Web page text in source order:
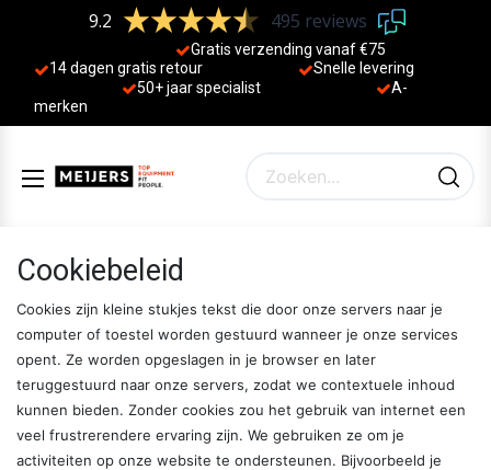
9.2 495 reviews
Gratis verzending vanaf €75
14 dagen gratis retour
Sne lle levering
50+ jaar specialist
A-
merken
Cookiebeleid
Cookies zijn kleine stukjes tekst die door onze servers naar je
computer of toestel worden gestuurd wanneer je onze services
opent. Ze worden opgeslagen in je browser en later
teruggestuurd naar onze servers, zodat we contextuele inhoud
kunnen bieden. Zonder cookies zou het gebruik van internet een
veel frustrerendere ervaring zijn. We gebruiken ze om je
activiteiten op onze website te ondersteunen. Bijvoorbeeld je